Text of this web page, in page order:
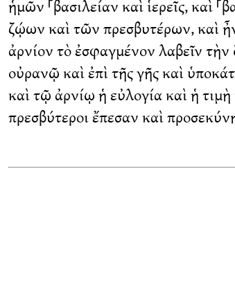
ἡμῶν ⸀βασιλείαν καὶ ἱερεῖς, καὶ
ζῴων καὶ τῶν πρεσβυτέρων, καὶ
ἀρνίον τὸ ἐσφαγμένον λαβεῖν τὴν
οὐρανῷ καὶ ἐπὶ τῆς γῆς καὶ
καὶ τῷ ἀρνίῳ ἡ εὐλογία καὶ ἡ
πρεσβύτεροι ἔπεσαν καὶ